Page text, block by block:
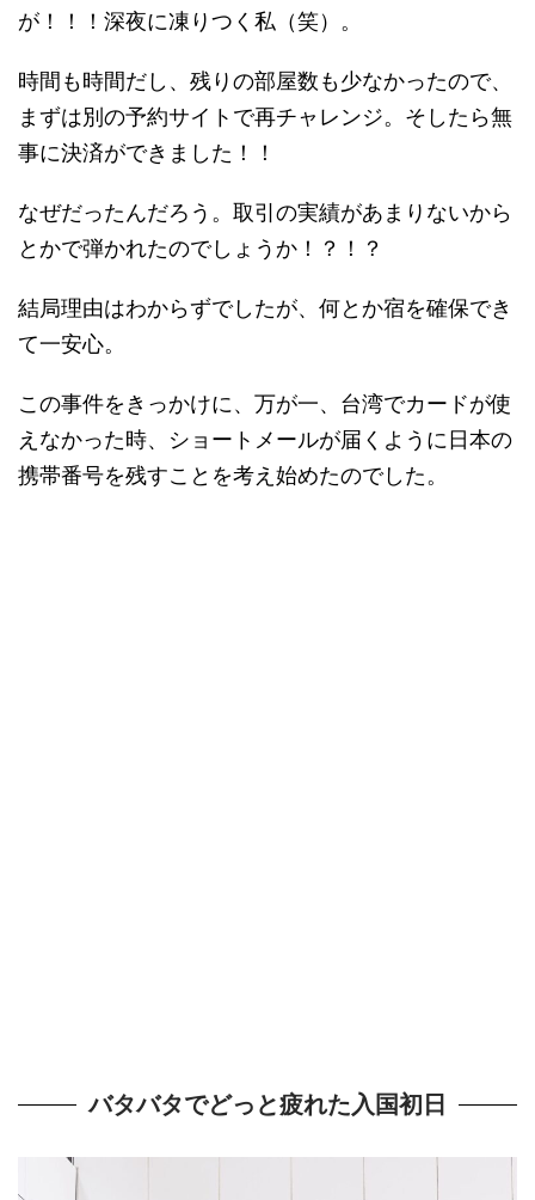
が！！！深夜に凍りつく私（笑）。
時間も時間だし、残りの部屋数も少なかったので、
まずは別の予約サイトで再チャレンジ。そしたら無
事に決済ができました！！
なぜだったんだろう。取引の実績があまりないから
とかで弾かれたのでしょうか！？！？
結局理由はわからずでしたが、何とか宿を確保でき
て一安心。
この事件をきっかけに、万が一、台湾でカードが使
えなかった時、ショートメールが届くように日本の
携帯番号を残すことを考え始めたのでした。
バタバタでどっと疲れた入国初日